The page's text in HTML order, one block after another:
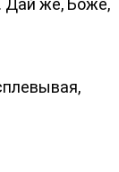
Дай же, Боже,